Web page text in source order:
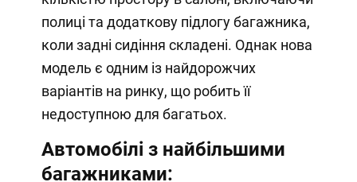
полиці та додаткову підлогу багажника,
коли задні сидіння складені. Однак нова
модель є одним із найдорожчих
варіантів на ринку, що робить її
недоступною для багатьох.
Автомобілі з найбільшими
багажниками: